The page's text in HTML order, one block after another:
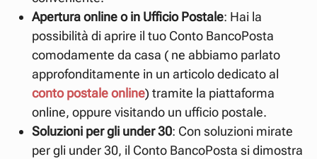
Apertura online o in Ufficio Postale: Hai la
possibilità di aprire il tuo Conto BancoPosta
comodamente da casa ( ne abbiamo parlato
approfonditamente in un articolo dedicato al
conto postale online) tramite la piattaforma
online, oppure visitando un ufficio postale.
Soluzioni per gli under 30: Con soluzioni mirate
per gli under 30, il Conto BancoPosta si dimostra